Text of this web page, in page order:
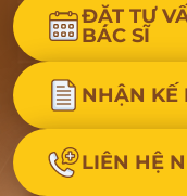
ĐẶT TƯ
BÁC SĨ
NHẬN KẾ
LIÊN HỆ